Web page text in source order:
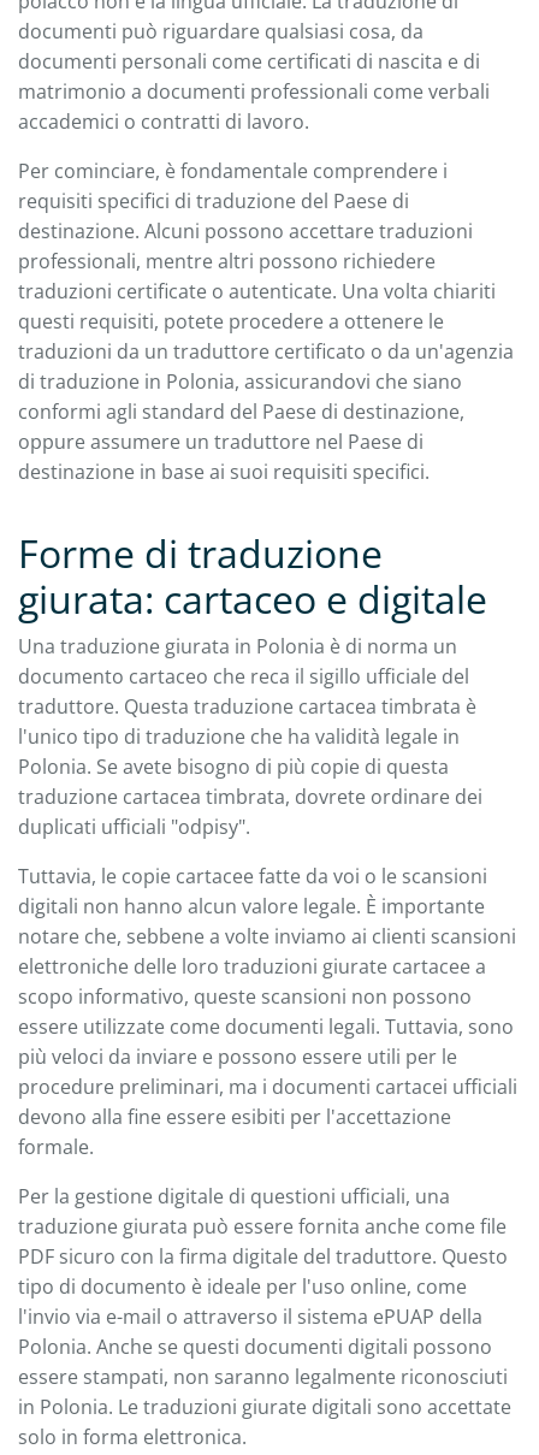
documenti può riguardare qualsiasi cosa, da
documenti personali come certificati di nascita e di
matrimonio a documenti professionali come verbali
accademici o contratti di lavoro.
Per cominciare, è fondamentale comprendere i
requisiti specifici di traduzione del Paese di
destinazione. Alcuni possono accettare traduzioni
professionali, mentre altri possono richiedere
traduzioni certificate o autenticate. Una volta chiariti
questi requisiti, potete procedere a ottenere le
traduzioni da un traduttore certificato o da un'agenzia
di traduzione in Polonia, assicurandovi che siano
conformi agli standard del Paese di destinazione,
oppure assumere un traduttore nel Paese di
destinazione in base ai suoi requisiti specifici.
Forme di traduzione
giurata: cartaceo e digitale
Una traduzione giurata in Polonia è di norma un
documento cartaceo che reca il sigillo ufficiale del
traduttore. Questa traduzione cartacea timbrata è
l'unico tipo di traduzione che ha validità legale in
Polonia. Se avete bisogno di più copie di questa
traduzione cartacea timbrata, dovrete ordinare dei
duplicati ufficiali "odpisy".
Tuttavia, le copie cartacee fatte da voi o le scansioni
digitali non hanno alcun valore legale. È importante
notare che, sebbene a volte inviamo ai clienti scansioni
elettroniche delle loro traduzioni giurate cartacee a
scopo informativo, queste scansioni non possono
essere utilizzate come documenti legali. Tuttavia, sono
più veloci da inviare e possono essere utili per le
procedure preliminari, ma i documenti cartacei ufficiali
devono alla fine essere esibiti per l'accettazione
formale.
Per la gestione digitale di questioni ufficiali, una
traduzione giurata può essere fornita anche come file
PDF sicuro con la firma digitale del traduttore. Questo
tipo di documento è ideale per l'uso online, come
l'invio via e-mail o attraverso il sistema ePUAP della
Polonia. Anche se questi documenti digitali possono
essere stampati, non saranno legalmente riconosciuti
in Polonia. Le traduzioni giurate digitali sono accettate
solo in forma elettronica.